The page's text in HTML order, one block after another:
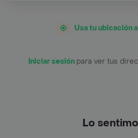
Usa tu ubicación
Iniciar sesión para ver tus
Lo